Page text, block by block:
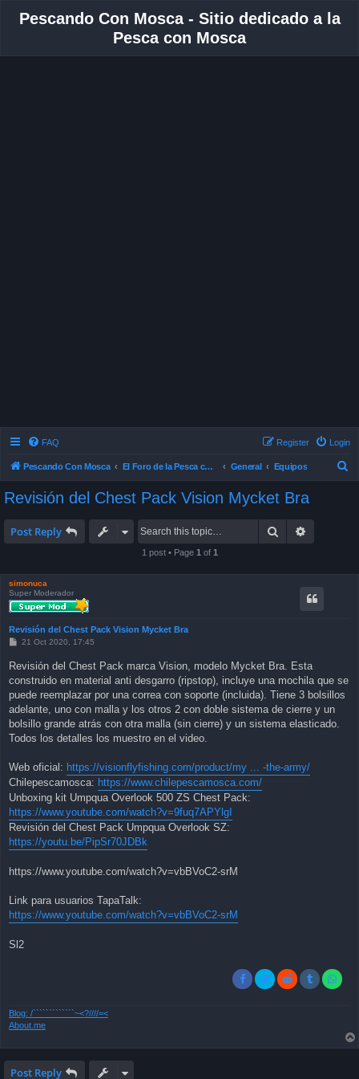
Pescando Con Mosca - Sitio dedicado a la
Pesca con Mosca
FAQ Login
Register
Pescando Con Mosca El Foro de la Pesca con Mosca en Chile General Equipos
Revisión del Chest Pack Vision Mycket Bra
Post Reply Search
1 post • Page 1 of 1
simonuca
Super Moderador
Revisión del Chest Pack Vision Mycket Bra
P
t
21 Oct 2020, 17:45
Revisión del Chest Pack marca Vision, modelo Mycket Bra. Esta
construido en material anti desgarro (ripstop), incluye una mochila que se
puede reemplazar por una correa con soporte (incluida). Tiene 3 bolsillos
adelante, uno con malla y los otros 2 con doble sistema de cierre y un
bolsillo grande atrás con otra malla (sin cierre) y un sistema elasticado.
Todos los detalles los muestro en el video.
Web oficial: https://visionflyfishing.com/product/my ... -the-army/
Chilepescamosca: https://www.chilepescamosca.com/
Unboxing kit Umpqua Overlook 500 ZS Chest Pack:
https://www.youtube.com/watch?v=9fuq7APYlgI
Revisión del Chest Pack Umpqua Overlook SZ:
https://youtu.be/PipSr70JDBk
https://www.youtube.com/watch?v=vbBVoC2-srM
Link para usuarios TapaTalk:
https://www.youtube.com/watch?v=vbBVoC2-srM
Sl2
Blog: /`````````````~<?////=<
About.me
Post Reply